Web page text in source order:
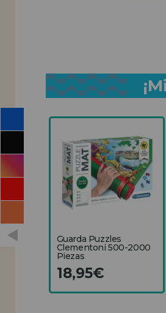
Guarda Puzzles
Clementoni 500-2000
Piezas
18,95€